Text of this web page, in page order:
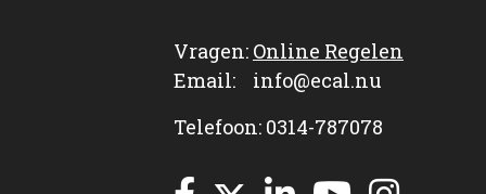
Vragen: Online Regelen
Email: info@ecal.nu
Telefoon: 0314-787078